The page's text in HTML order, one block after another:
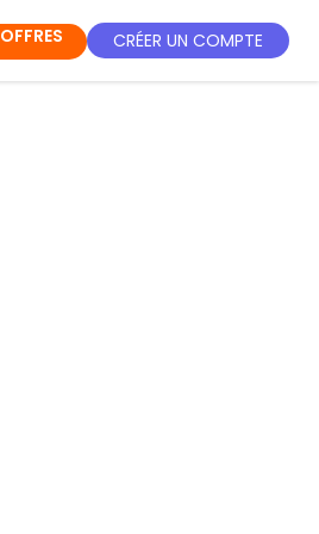
CRÉER UN COMPTE